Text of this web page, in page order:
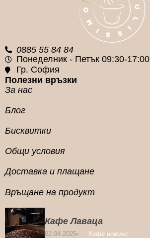
0885 55 84 84
Понеделник - Петък 09:30-17:00
Гр. София
Полезни връзки
За нас
Блог
Бисквитки
Общи условия
Доставка и плащане
Връщане на продукт
Кафе Лаваца
02.04.2025 Кафе новини